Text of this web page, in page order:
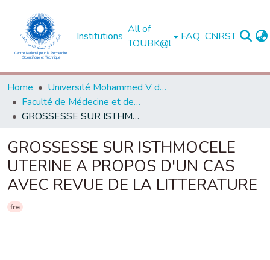
Institutions
All of
TOUBK@l
FAQ CNRST
Home
Université Mohammed V de Rabat
Faculté de Médecine et de Pharmacie - Rabat
GROSSESSE SUR ISTHMOCELE UTERINE A PROPOS D'UN CAS AVEC REVUE DE LA LITTERATURE
GROSSESSE SUR ISTHMOCELE
UTERINE A PROPOS D'UN CAS
AVEC REVUE DE LA LITTERATURE
fre